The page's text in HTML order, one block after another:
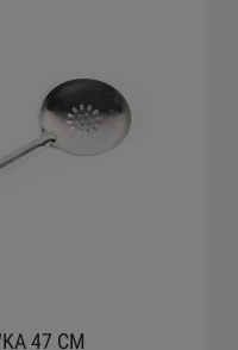
47 CM